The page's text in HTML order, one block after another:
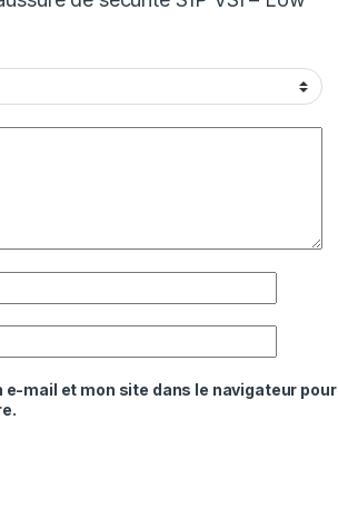
e-mail et mon site dans le navigateur pour